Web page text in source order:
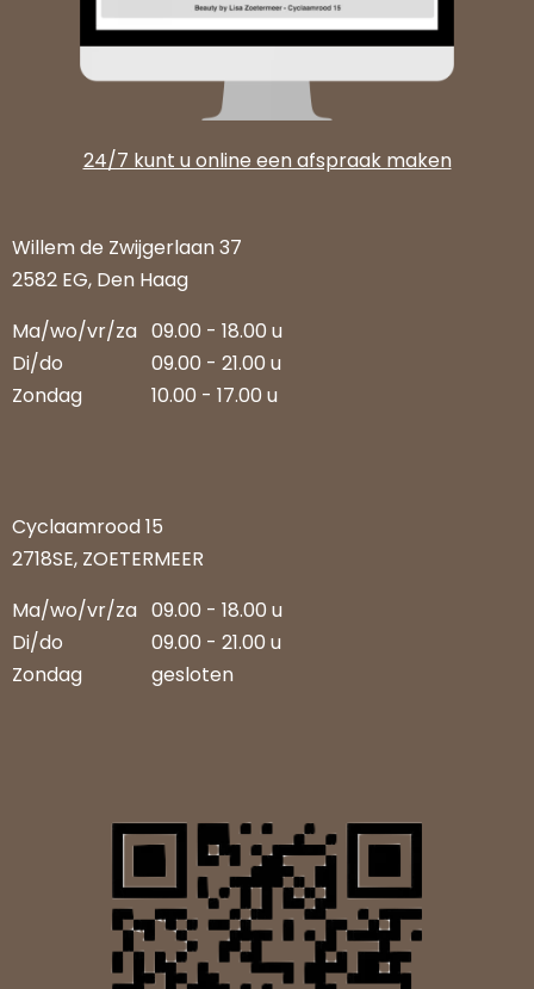
24/7 kunt u online een afspraak maken
Willem de Zwijgerlaan 37
2582 EG, Den Haag
Ma/wo/vr/za 09.00 - 18.00 u
Di/do
09.00 - 21.00 u
Zondag
10.00 - 17.00 u
Cyclaamrood 15
2718SE, ZOETERMEER
Ma/wo/vr/za 09.00 - 18.00 u
Di/do
09.00 - 21.00 u
Zondag
gesloten